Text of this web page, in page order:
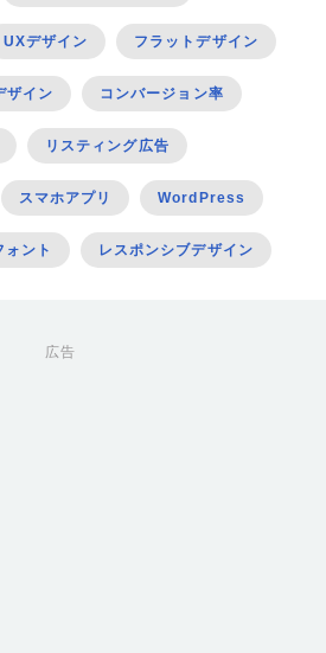
UXデザイン フラットデザイン
ザイン コンバージョン率
リスティング広告
スマホアプリ WordPress
ォント レスポンシブデザイン
広告